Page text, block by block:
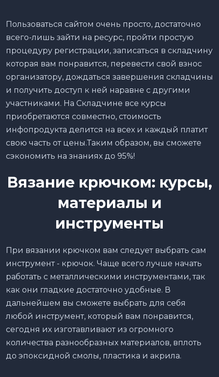
Пользоваться сайтом очень просто, достаточно
всего-лишь зайти на ресурс, пройти простую
процедуру регистрации, записаться в складчину
которая вам понравится, перевести свой взнос
организатору, дождаться завершения складчины
и получить доступ к ней наравне с другими
участниками. На Складчине все курсы
приобретаются совместно, стоимость
инфопродукта делится на всех и каждый платит
свою часть от цены.Таким образом, вы сможете
сэкономить на знаниях до 95%!
Вязание крючком: курсы,
материалы и
инструменты
При вязании крючком вам следует выбрать сам
инструмент - крючок. Чаще всего лучше начать
работать с металлическими инструментами, так
как они гладкие достаточно удобные. В
дальнейшем вы сможете выбрать для себя
любой инструмент, который вам понравится,
сегодня их изготавливают из огромного
количества разнообразных материалов, вплоть
до эпоксидной смолы, пластика и акрила.